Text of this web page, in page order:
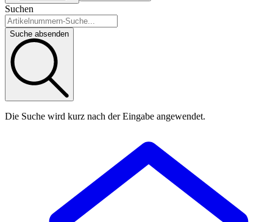
Suchen
Suche absenden
Die Suche wird kurz nach der Eingabe angewendet.